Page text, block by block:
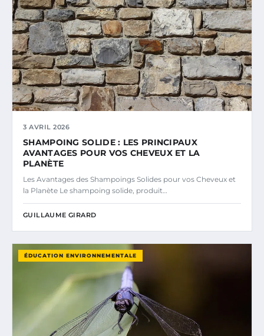
3 AVRIL 2026
SHAMPOING SOLIDE : LES PRINCIPAUX
AVANTAGES POUR VOS CHEVEUX ET LA
PLANÈTE
Les Avantages des Shampoings Solides pour vos Cheveux et
la Planète Le shampoing solide, produit…
GUILLAUME GIRARD
ÉDUCATION ENVIRONNEMENTALE